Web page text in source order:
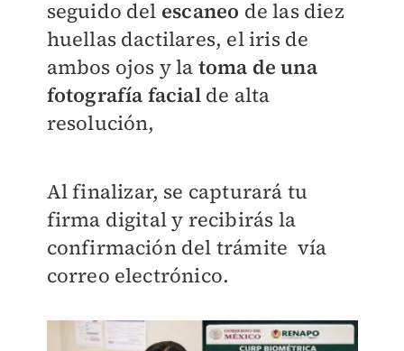
seguido del escaneo de las diez
huellas dactilares, el iris de
ambos ojos y la toma de una
fotografía facial de alta
resolución,
Al finalizar, se capturará tu
firma digital y recibirás la
confirmación del trámite vía
correo electrónico.